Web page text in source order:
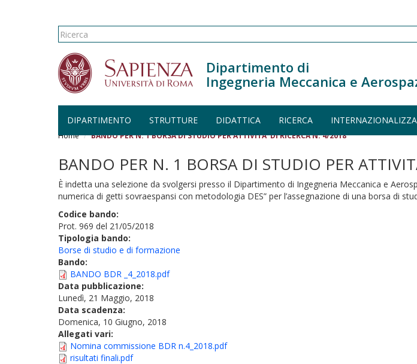
Salta al contenuto principale
Form di ricerca
Ricerca
Dipartimento di
Ingegneria Meccanica e
DIPARTIMENTO STRUTTURE DIDATTICA RICERCA
Home BANDO PER N. 1 BORSA DI STUDIO PER ATTIVITA' DI RICERCA N. 4/2018
BANDO PER N. 1 BORSA DI STUDIO PER
È indetta una selezione da svolgersi presso il Dipartimento di Ingegneria Meccanica e
numerica di getti sovraespansi con metodologia DES” per l’assegnazione di una borsa di
Codice bando:
Prot. 969 del 21/05/2018
Tipologia bando:
Borse di studio e di formazione
Bando:
BANDO BDR _4_2018.pdf
Data pubblicazione:
Lunedì, 21 Maggio, 2018
Data scadenza:
Domenica, 10 Giugno, 2018
Allegati vari:
Nomina commissione BDR n.4_2018.pdf
risultati finali.pdf